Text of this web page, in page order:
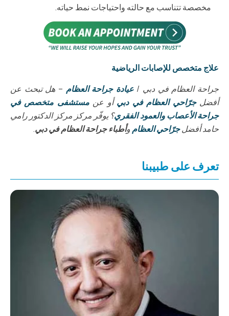
مخصصة تتناسب مع حالته واحتياجات نمط حياته.
علاج متخصص للإصابات الرياضية
جراحة العظام في دبي /عيادة جراحة العظام – هل تبحث عن
أفضلجرّاحي العظام في دبيأو عنمستشفى متخصص في
جراحة الأعصاب والعمود الفقري؟ يوفّر مركز مركز الدكتور رامي
حامد أفضلجرّاحي العظام وأطباء جراحة العظام في دبي.
تعرف على طبيبنا